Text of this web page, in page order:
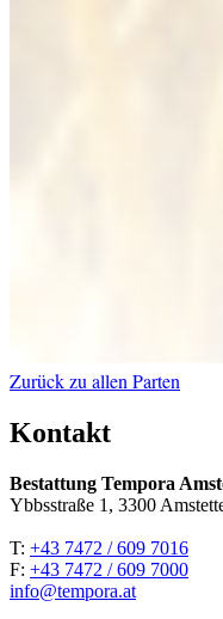
Zurück zu allen Parten
Kontakt
Bestattung Tempora
Ybbsstraße 1, 3300
T: +43 7472 / 609 7016
F: +43 7472 / 609 7000
info@tempora.at